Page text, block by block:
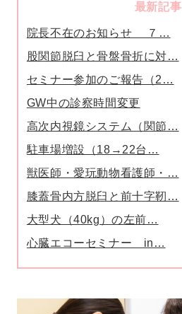
最新記事
院長不在のお知らせ ７…
股関節脱臼と骨盤骨折に対…
セミナー参加のご報告（2…
GW中の診察時間変更
高次内視鏡システム（関節…
駐車場増設（18→22台…
獣医師・愛玩動物看護師・…
膝蓋骨内方脱臼と前十字靭…
大型犬（40kg）の左前…
心臓エコーセミナー in…